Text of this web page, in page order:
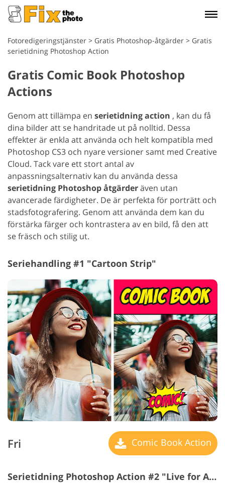
Fotoredigeringstjänster > Gratis Photoshop-åtgärder > Gratis
serietidning Photoshop Action
Gratis Comic Book Photoshop
Actions
Genom att tillämpa en serietidning action , kan du få
dina bilder att se handritade ut på nolltid. Dessa
effekter är enkla att använda och helt kompatibla med
Photoshop CS3 och nyare versioner samt med Creative
Cloud. Tack vare ett stort antal av
anpassningsalternativ kan du använda dessa
serietidning Photoshop åtgärderäven utan
avancerade färdigheter. De är perfekta för porträtt och
stadsfotografering. Genom att använda dem kan du
förstärka färger och kontrastera av en bild, få den att
se fräsch och stilig ut.
Seriehandling #1 "Cartoon Strip"
Fri Comic Book Action
Serietidning Photoshop Action #2 "Live for Action"